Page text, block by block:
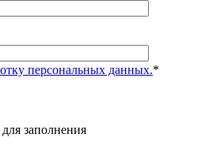
персональных данных.*
заполнения